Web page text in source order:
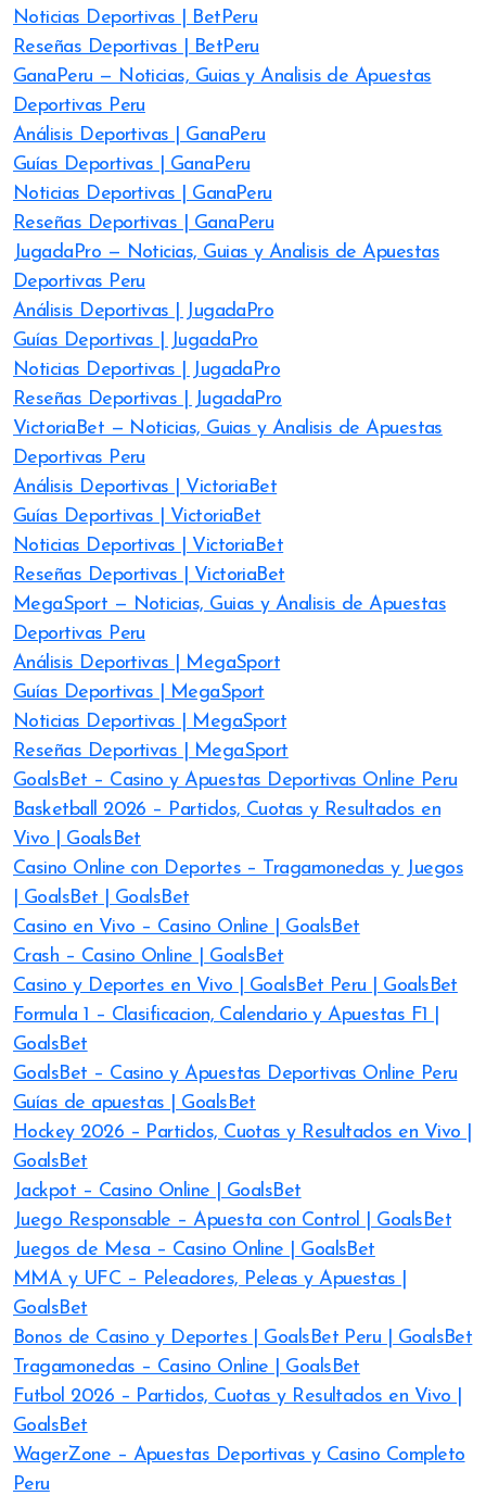
Noticias Deportivas | BetPeru
Reseñas Deportivas | BetPeru
GanaPeru — Noticias, Guias y Analisis de Apuestas
Deportivas Peru
Análisis Deportivas | GanaPeru
Guías Deportivas | GanaPeru
Noticias Deportivas | GanaPeru
Reseñas Deportivas | GanaPeru
JugadaPro — Noticias, Guias y Analisis de Apuestas
Deportivas Peru
Análisis Deportivas | JugadaPro
Guías Deportivas | JugadaPro
Noticias Deportivas | JugadaPro
Reseñas Deportivas | JugadaPro
VictoriaBet — Noticias, Guias y Analisis de Apuestas
Deportivas Peru
Análisis Deportivas | VictoriaBet
Guías Deportivas | VictoriaBet
Noticias Deportivas | VictoriaBet
Reseñas Deportivas | VictoriaBet
MegaSport — Noticias, Guias y Analisis de Apuestas
Deportivas Peru
Análisis Deportivas | MegaSport
Guías Deportivas | MegaSport
Noticias Deportivas | MegaSport
Reseñas Deportivas | MegaSport
GoalsBet – Casino y Apuestas Deportivas Online Peru
Basketball 2026 – Partidos, Cuotas y Resultados en
Vivo | GoalsBet
Casino Online con Deportes – Tragamonedas y Juegos
| GoalsBet | GoalsBet
Casino en Vivo – Casino Online | GoalsBet
Crash – Casino Online | GoalsBet
Casino y Deportes en Vivo | GoalsBet Peru | GoalsBet
Formula 1 – Clasificacion, Calendario y Apuestas F1 |
GoalsBet
GoalsBet – Casino y Apuestas Deportivas Online Peru
Guías de apuestas | GoalsBet
Hockey 2026 – Partidos, Cuotas y Resultados en Vivo |
GoalsBet
Jackpot – Casino Online | GoalsBet
Juego Responsable – Apuesta con Control | GoalsBet
Juegos de Mesa – Casino Online | GoalsBet
MMA y UFC – Peleadores, Peleas y Apuestas |
GoalsBet
Bonos de Casino y Deportes | GoalsBet Peru | GoalsBet
Tragamonedas – Casino Online | GoalsBet
Futbol 2026 – Partidos, Cuotas y Resultados en Vivo |
GoalsBet
WagerZone – Apuestas Deportivas y Casino Completo
Peru